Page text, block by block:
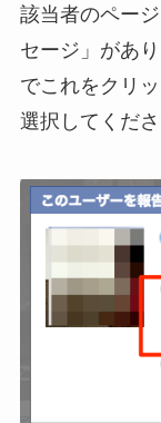
該当者のペー
セージ」があ
でこれをクリ
選択してくださ